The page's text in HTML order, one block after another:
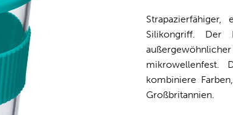
Silikongriff. Der
mikrowellenfest.
kombiniere
Großbritannien.